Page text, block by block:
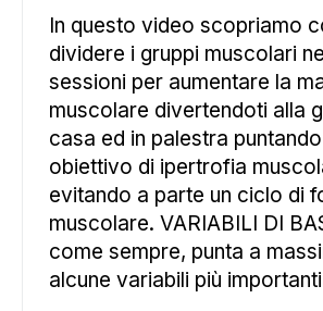
In questo video scopriamo
dividere i gruppi muscolari
sessioni per aumentare la
muscolare divertendoti alla
casa ed in palestra
obiettivo di ipertrofia
evitando a parte un ciclo di
muscolare. VARIABILI DI
come sempre, punta a
alcune variabili più